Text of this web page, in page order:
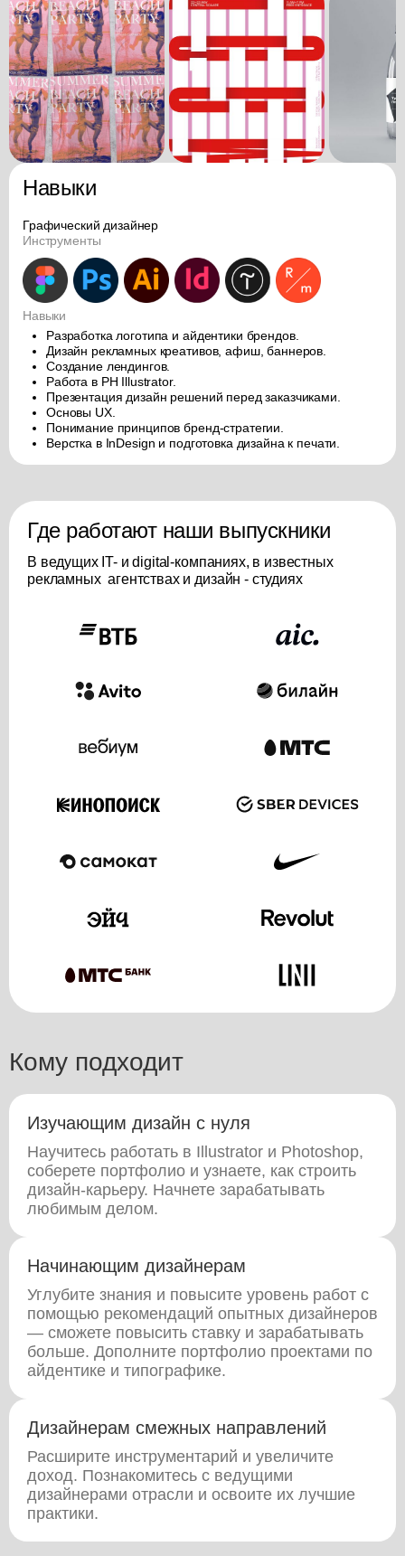
Навыки
Графический дизайнер
Инструменты
Навыки
Разработка логотипа и айдентики брендов.
Дизайн рекламных креативов, афиш, баннеров.
Создание лендингов.
Работа в PH Illustrator.
Презентация дизайн решений перед заказчиками.
Основы UX.
Понимание принципов бренд-стратегии.
Верстка в InDesign и подготовка дизайна к печати.
Где работают наши выпускники
В ведущих IT- и digital-компаниях, в известных
рекламных агентствах и дизайн - студиях
Кому подходит
Изучающим дизайн с нуля
Научитесь работать в Illustrator и Photoshop,
соберете портфолио и узнаете, как строить
дизайн-карьеру. Начнете зарабатывать
любимым делом.
Начинающим дизайнерам
Углубите знания и повысите уровень работ с
помощью рекомендаций опытных дизайнеров
— сможете повысить ставку и зарабатывать
больше. Дополните портфолио проектами по
айдентике и типографике.
Дизайнерам смежных направлений
Расширите инструментарий и увеличите
доход. Познакомитесь с ведущими
дизайнерами отрасли и освоите их лучшие
практики.